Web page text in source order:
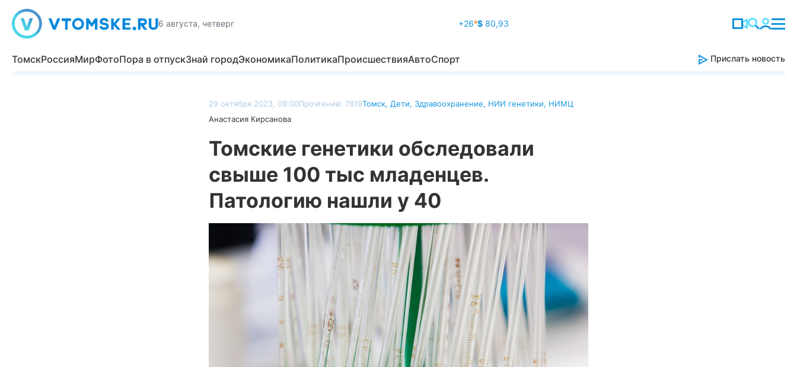
6 августа, четверг +26°$80,93
ТомскРоссияМирФотоПора в отпускЗнай городЭкономикаПолитикаПроисшествияАвтоСпорт Прислать новость
29 октября 2023, 09:00Прочтений: 7819Томск, Дети, Здравоохранение, НИИ генетики, НИМЦ
Анастасия Кирсанова
Томские генетики обследовали
свыше 100 тыс младенцев.
Патологию нашли у 40